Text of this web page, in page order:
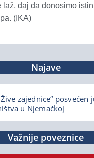
laž, daj da donosimo
(IKA)
Najave
zajednice“ posvećen
u Njemačkoj
Važnije poveznice